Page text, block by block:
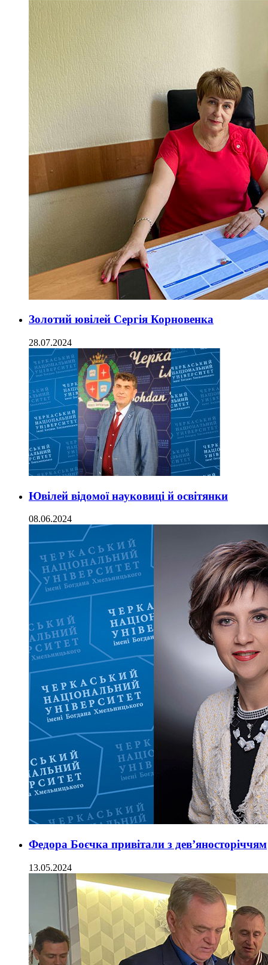
Золотий ювілей Сергія Корновенка
28.07.2024
Ювілей відомої науковиці й освітянки
08.06.2024
Федора Боєчка привітали з дев’яносторіччям
13.05.2024